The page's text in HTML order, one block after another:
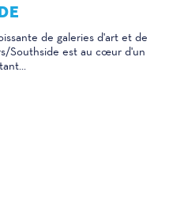
de galeries d'art et de
Southside est au cœur d'un